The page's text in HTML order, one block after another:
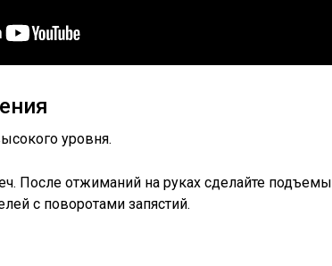
уровня.
После отжиманий на руках сделайте подъемы
с поворотами запястий.